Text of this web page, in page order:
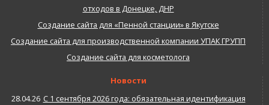
отходов в Донецке, ДНР
Создание сайта для «Пенной станции» в Якутске
Создание сайта для производственной компании УПАК ГРУПП
Создание сайта для косметолога
Новости
28.04.26 С 1 сентября 2026 года: обязательная идентификация